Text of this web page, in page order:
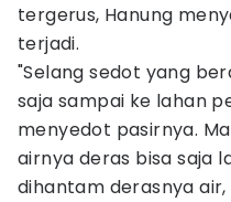
tergerus, Hanung
terjadi.
"Selang sedot yang
saja sampai ke lahan
menyedot pasirnya.
airnya deras bisa saja
dihantam derasnya